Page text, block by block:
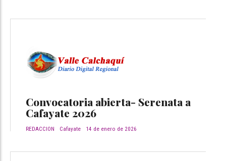
Convocatoria abierta- Serenata a
Cafayate 2026
REDACCION Cafayate 14 de enero de 2026